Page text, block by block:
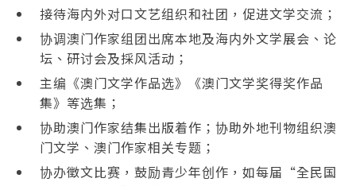
接待海内外对口文艺组织和社团，促进文学交流；
协调澳门作家组团出席本地及海内外文学展会、论
坛、研讨会及採风活动；
主编《澳门文学作品选》《澳门文学奖得奖作品
集》等选集；
协助澳门作家结集出版着作；协助外地刊物组织澳
门文学、澳门作家相关专题；
协办徵文比赛，鼓励青少年创作，如每届“全民国